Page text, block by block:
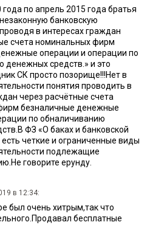
по апрель 2015 года братья
банковскую
в интересах граждан
счета номинальных фирм
операции и операции по
денежных средств.» и это
СК просто позорище!!!Нет в
понятия проводить в
через расчётные счета
безналичные денежные
по обналичиванию
ФЗ «О баках и банковской
четкие и ограниченные виды
подлежащие
говорите ерунду.
в 12:34:
был очень хитрым,так что
бесплатные